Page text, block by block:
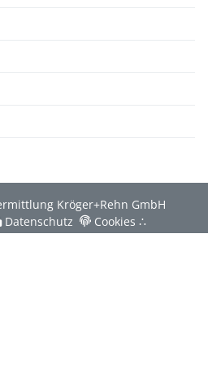
Kröger+Rehn GmbH
Datenschutz Cookies ∴